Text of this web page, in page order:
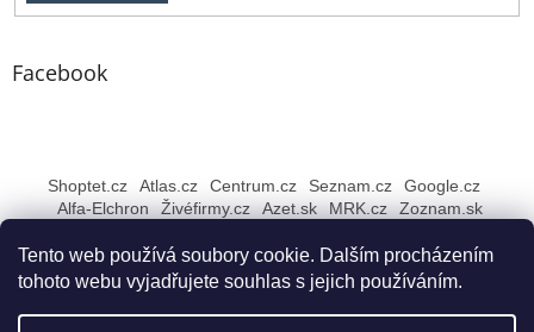
Tento web používá soubory cookie. Dalším procházením
tohoto webu vyjadřujete souhlas s jejich používáním.
Facebook
Shoptet.cz Atlas.cz Centrum.cz Seznam.cz
Google.cz
Alfa-Elchron
Živéfirmy.cz Azet.sk MRK.cz Zoznam.sk